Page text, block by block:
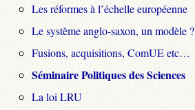
Les réformes à l’échelle européenne
Le système anglo-saxon, un modèle ?
Fusions, acquisitions, ComUE etc…
Séminaire Politiques des Sciences
La loi LRU